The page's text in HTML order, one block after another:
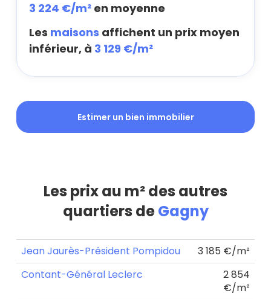
3 224 €/m² en moyenne
Les maisons affichent un prix moyen
inférieur, à 3 129 €/m²
Estimer un bien immobilier
Les prix au m² des autres
quartiers deGagny
Jean Jaurès-Président Pompidou
3 185 €/m²
Contant-Général Leclerc
2 854
€/m²